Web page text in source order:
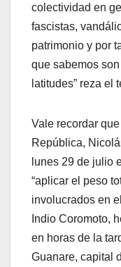
colectividad en
fascistas,
patrimonio y por
que sabemos
latitudes” reza el
Vale recordar
República,
lunes 29 de julio
“aplicar el peso
involucrados en
Indio Coromoto,
en horas de la
Guanare, capital